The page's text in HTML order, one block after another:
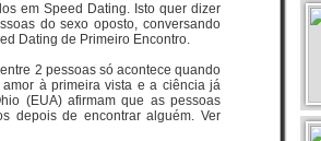
em Speed Dating. Isto quer dizer
do sexo oposto, conversando
Dating de Primeiro Encontro.
2 pessoas só acontece quando
à primeira vista e a ciência já
(EUA) afirmam que as pessoas
depois de encontrar alguém. Ver